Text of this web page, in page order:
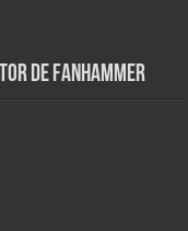
de FanHammer